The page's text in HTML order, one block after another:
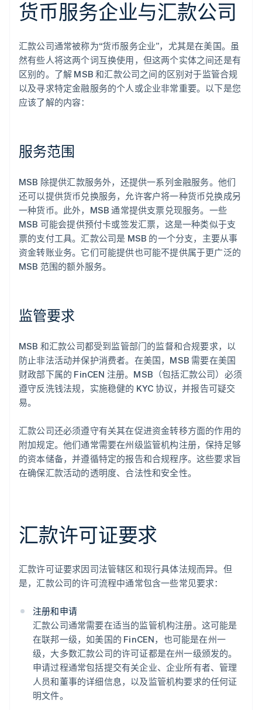
货币服务企业与汇款公司
汇款公司通常被称为“货币服务企业”，尤其是在美国。虽
然有些人将这两个词互换使用，但这两个实体之间还是有
区别的。了解 MSB 和汇款公司之间的区别对于监管合规
以及寻求特定金融服务的个人或企业非常重要。以下是您
应该了解的内容：
服务范围
MSB 除提供汇款服务外，还提供一系列金融服务。他们
还可以提供货币兑换服务，允许客户将一种货币兑换成另
一种货币。此外，MSB 通常提供支票兑现服务。一些
MSB 可能会提供预付卡或签发汇票，这是一种类似于支
票的支付工具。汇款公司是 MSB 的一个分支，主要从事
资金转账业务。它们可能提供也可能不提供属于更广泛的
MSB 范围的额外服务。
监管要求
MSB 和汇款公司都受到监管部门的监督和合规要求，以
防止非法活动并保护消费者。在美国，MSB 需要在美国
财政部下属的 FinCEN 注册。MSB（包括汇款公司）必须
遵守反洗钱法规，实施稳健的 KYC 协议，并报告可疑交
易。
汇款公司还必须遵守有关其在促进资金转移方面的作用的
附加规定。他们通常需要在州级监管机构注册，保持足够
的资本储备，并遵循特定的报告和合规程序。这些要求旨
在确保汇款活动的透明度、合法性和安全性。
汇款许可证要求
汇款许可证要求因司法管辖区和现行具体法规而异。但
是，汇款公司的许可流程中通常包含一些常见要求：
注册和申请
汇款公司通常需要在适当的监管机构注册。这可能是
在联邦一级，如美国的 FinCEN，也可能是在州一
级，大多数汇款公司的许可证都是在州一级颁发的。
申请过程通常包括提交有关企业、企业所有者、管理
人员和董事的详细信息，以及监管机构要求的任何证
明文件。